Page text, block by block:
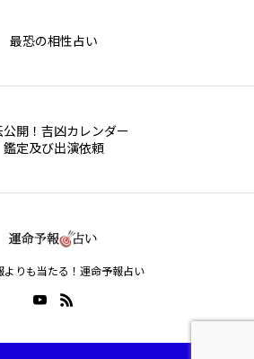
最恐の相性占い
公開！吉凶カレンダー
鑑定及び出演依頼
よりも当たる！運命予報占い